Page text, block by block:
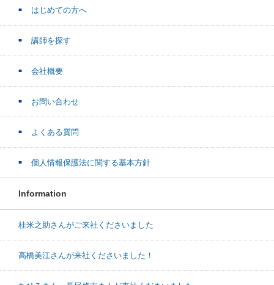
はじめての方へ
講師を探す
会社概要
お問い合わせ
よくある質問
個人情報保護法に関する基本方針
Information
桂米之助さんがご来社くださいました
高橋美江さんが来社くださいました！